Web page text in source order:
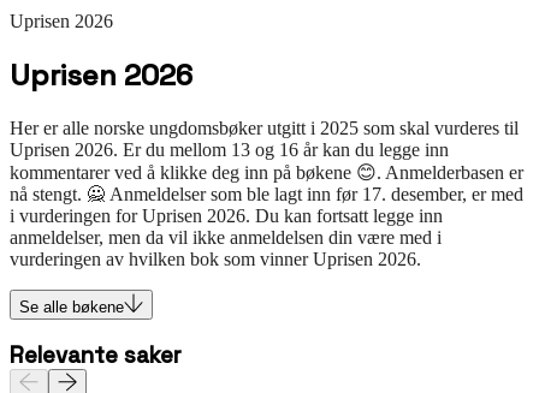
Uprisen 2026
Uprisen 2026
Her er alle norske ungdomsbøker utgitt i 2025 som skal vurderes til
Uprisen 2026. Er du mellom 13 og 16 år kan du legge inn
kommentarer ved å klikke deg inn på bøkene 😊. Anmelderbasen er
nå stengt. 🙅 Anmeldelser som ble lagt inn før 17. desember, er med
i vurderingen for Uprisen 2026. Du kan fortsatt legge inn
anmeldelser, men da vil ikke anmeldelsen din være med i
vurderingen av hvilken bok som vinner Uprisen 2026.
Se alle bøkene
Relevante saker